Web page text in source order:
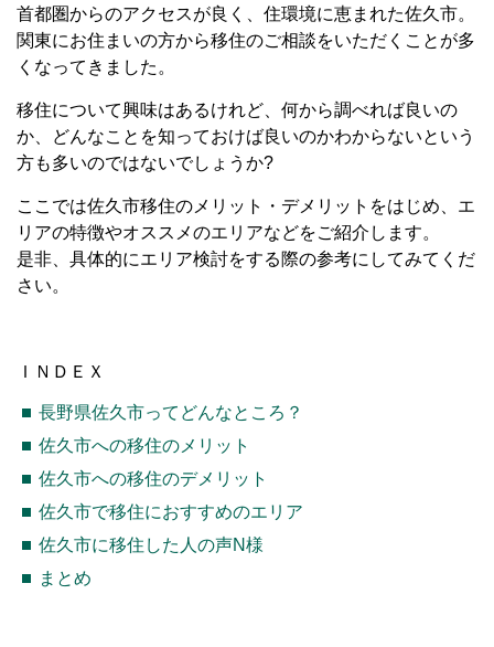
首都圏からのアクセスが良く、住環境に恵まれた佐久市。
関東にお住まいの方から移住のご相談をいただくことが多
くなってきました。
移住について興味はあるけれど、何から調べれば良いの
か、どんなことを知っておけば良いのかわからないという
方も多いのではないでしょうか?
ここでは佐久市移住のメリット・デメリットをはじめ、エ
リアの特徴やオススメのエリアなどをご紹介します。
是非、具体的にエリア検討をする際の参考にしてみてくだ
さい。
ＩＮＤＥＸ
長野県佐久市ってどんなところ？
佐久市への移住のメリット
佐久市への移住のデメリット
佐久市で移住におすすめのエリア
佐久市に移住した人の声N様
まとめ